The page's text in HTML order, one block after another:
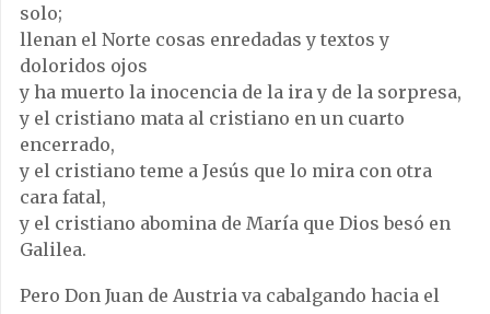
solo;
llenan el Norte cosas enredadas y textos y
doloridos ojos
y ha muerto la inocencia de la ira y de la sorpresa,
y el cristiano mata al cristiano en un cuarto
encerrado,
y el cristiano teme a Jesús que lo mira con otra
cara fatal,
y el cristiano abomina de María que Dios besó en
Galilea.
Pero Don Juan de Austria va cabalgando hacia el